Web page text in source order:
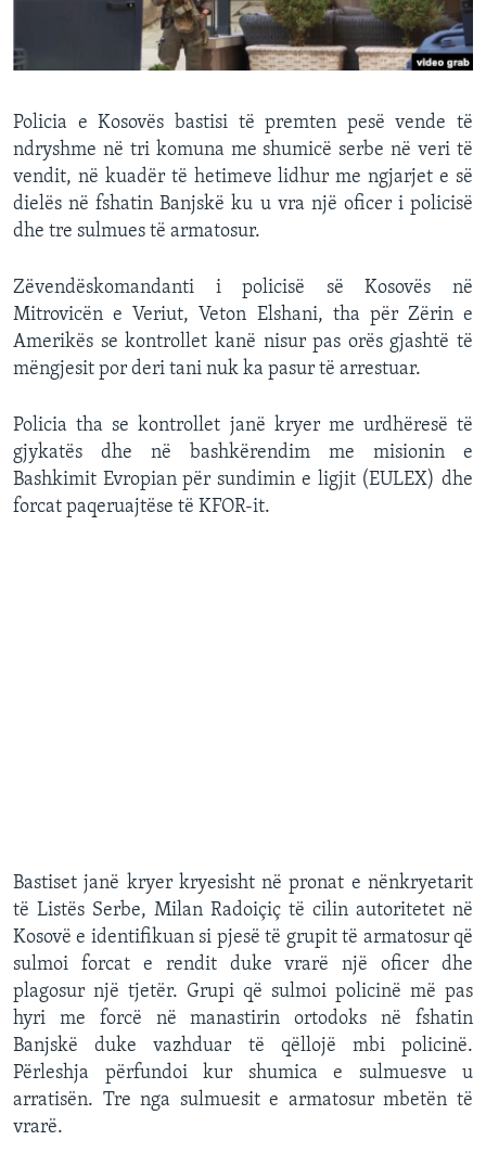
Policia e Kosovës bastisi të premten pesë vende të
ndryshme në tri komuna me shumicë serbe në veri të
vendit, në kuadër të hetimeve lidhur me ngjarjet e së
dielës në fshatin Banjskë ku u vra një oficer i policisë
dhe tre sulmues të armatosur.
Zëvendëskomandanti i policisë së Kosovës në
Mitrovicën e Veriut, Veton Elshani, tha për Zërin e
Amerikës se kontrollet kanë nisur pas orës gjashtë të
mëngjesit por deri tani nuk ka pasur të arrestuar.
Policia tha se kontrollet janë kryer me urdhëresë të
gjykatës dhe në bashkërendim me misionin e
Bashkimit Evropian për sundimin e ligjit (EULEX) dhe
forcat paqeruajtëse të KFOR-it.
Bastiset janë kryer kryesisht në pronat e nënkryetarit
të Listës Serbe, Milan Radoiçiç të cilin autoritetet në
Kosovë e identifikuan si pjesë të grupit të armatosur që
sulmoi forcat e rendit duke vrarë një oficer dhe
plagosur një tjetër. Grupi që sulmoi policinë më pas
hyri me forcë në manastirin ortodoks në fshatin
Banjskë duke vazhduar të qëllojë mbi policinë.
Përleshja përfundoi kur shumica e sulmuesve u
arratisën. Tre nga sulmuesit e armatosur mbetën të
vrarë.